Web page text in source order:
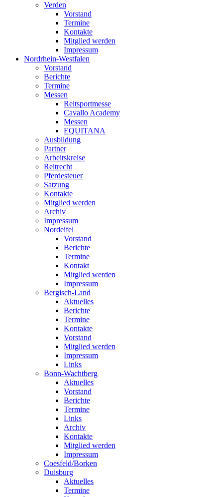
Verden
Vorstand
Termine
Kontakte
Mitglied werden
Impressum
Nordrhein-Westfalen
Vorstand
Berichte
Termine
Messen
Reitsportmesse
Cavallo Academy
Messen
EQUITANA
Ausbildung
Partner
Arbeitskreise
Reitrecht
Pferdesteuer
Satzung
Kontakte
Mitglied werden
Archiv
Impressum
Nordeifel
Vorstand
Berichte
Termine
Kontakt
Mitglied werden
Impressum
Bergisch-Land
Aktuelles
Berichte
Termine
Kontakte
Vorstand
Mitglied werden
Impressum
Links
Bonn-Wachtberg
Aktuelles
Vorstand
Berichte
Termine
Links
Archiv
Kontakte
Mitglied werden
Impressum
Coesfeld/Borken
Duisburg
Aktuelles
Termine